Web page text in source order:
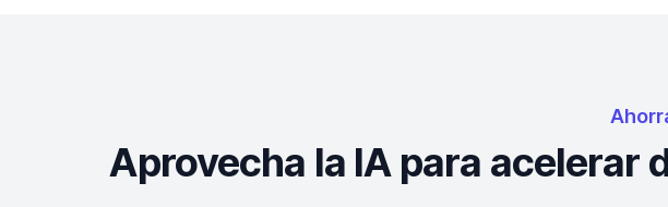
Aprovecha la IA para acelerar